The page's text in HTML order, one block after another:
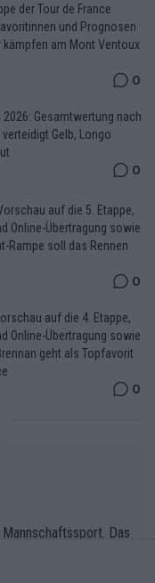
der Tour de France
und Prognosen
am Mont Ventoux
0
2026: Gesamtwertung nach
Gelb, Longo
0
auf die 5. Etappe,
Online-Übertragung sowie
Rampe soll das Rennen
0
auf die 4. Etappe,
Online-Übertragung sowie
geht als Topfavorit
0
Das